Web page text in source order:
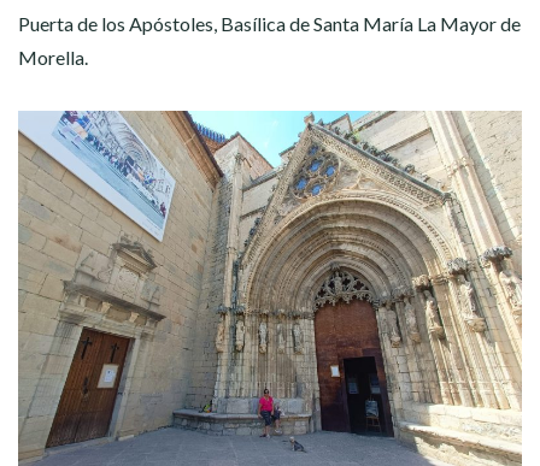
Puerta de los Apóstoles, Basílica de Santa María La Mayor de
Morella.